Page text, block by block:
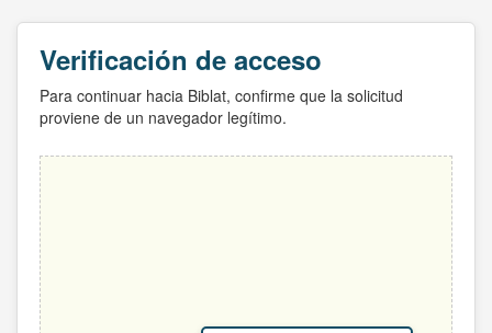
Verificación de acceso
Para continuar hacia Biblat, confirme que la solicitud
proviene de un navegador legítimo.